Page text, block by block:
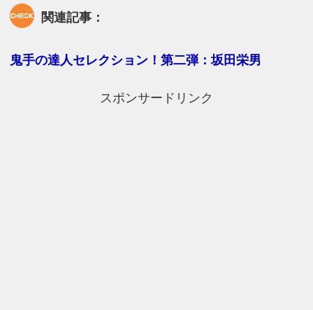
関連記事：
鬼手の達人セレクション！第二弾：坂田栄男
スポンサードリンク